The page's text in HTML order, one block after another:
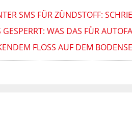
SMS FÜR ZÜNDSTOFF:
WAS DAS FÜR
FLOSS AUF DEM